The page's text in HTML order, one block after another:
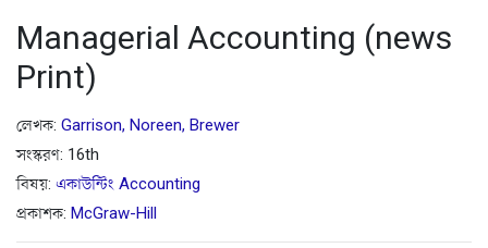
Managerial Accounting (news
Print)
লেখক: Garrison, Noreen, Brewer
সংস্করণ: 16th
বিষয়: একাউন্টিং Accounting
প্রকাশক: McGraw-Hill